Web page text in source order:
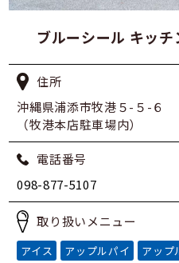
ブルーシール キッ
住所
沖縄県浦添市牧港５-５-６
（牧港本店駐車場内）
電話番号
098-877-5107
取り扱いメニュー
アイス アップルパイ アップ